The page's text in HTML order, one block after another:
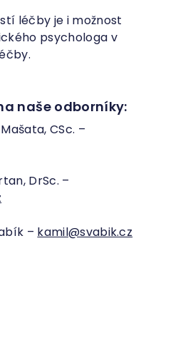
léčby je i možnost
psychologa v
naše odborníky:
CSc. –
DrSc. –
– kamil@svabik.cz